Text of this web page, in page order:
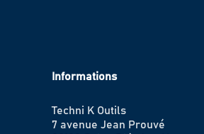
Informations
Techni K Outils
7 avenue Jean Prouvé